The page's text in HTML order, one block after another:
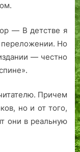
— В детстве я
переложении. Но
— честно
Причем
но и от того,
они в реальную